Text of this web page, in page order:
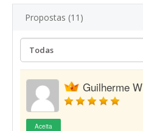
Propostas (11)
Guilherme W
Aceita